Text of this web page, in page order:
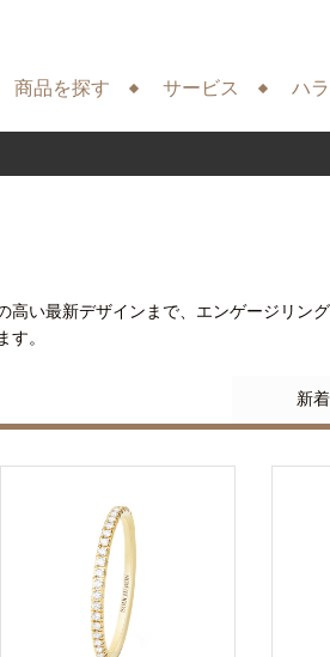
商品を探す サービス ハ
高い最新デザインまで、エンゲージリン
す。
新